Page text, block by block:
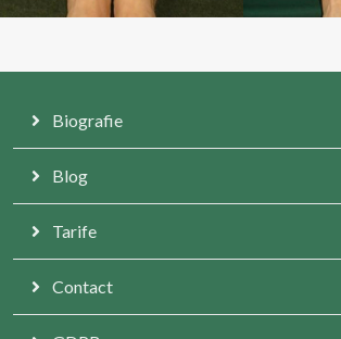
Biografie
Blog
Tarife
Contact